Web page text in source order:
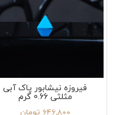
فیروزه نیشابور پاک آبی
مثلثی 0.66 گرم
646,800 تومان